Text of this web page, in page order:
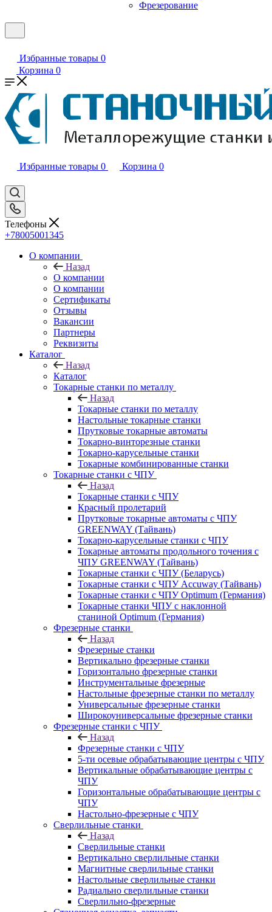
Фрезерование
Избранные товары 0
Корзина 0
Избранные товары 0 Корзина 0
Телефоны
+78005001345
О компании
Назад
О компании
О компании
Сертификаты
Отзывы
Вакансии
Партнеры
Реквизиты
Каталог
Назад
Каталог
Токарные станки по металлу
Назад
Токарные станки по металлу
Настольные токарные станки
Прутковые токарные автоматы
Токарно-винторезные станки
Токарно-карусельные станки
Токарные комбинированные станки
Токарные станки с ЧПУ
Назад
Токарные станки с ЧПУ
Красный пролетарий
Прутковые токарные автоматы с ЧПУ
GREENWAY (Тайвань)
Токарно-карусельные станки с ЧПУ
Токарные автоматы продольного точения с
ЧПУ GREENWAY (Тайвань)
Токарные станки с ЧПУ (Беларусь)
Токарные станки с ЧПУ Accuway (Тайвань)
Токарные станки с ЧПУ Optimum (Германия)
Токарные станки ЧПУ с наклонной
станиной Optimum (Германия)
Фрезерные станки
Назад
Фрезерные станки
Вертикально фрезерные станки
Горизонтально фрезерные станки
Инструментальные фрезерные
Настольные фрезерные станки по металлу
Универсальные фрезерные станки
Широкоуниверсальные фрезерные станки
Фрезерные станки с ЧПУ
Назад
Фрезерные станки с ЧПУ
5-ти осевые обрабатывающие центры с ЧПУ
Вертикальные обрабатывающие центры с
ЧПУ
Горизонтальные обрабатывающие центры с
ЧПУ
Настольно-фрезерные с ЧПУ
Сверлильные станки
Назад
Сверлильные станки
Вертикально сверлильные станки
Магнитные сверлильные станки
Настольные сверлильные станки
Радиально сверлильные станки
Сверлильно-фрезерные